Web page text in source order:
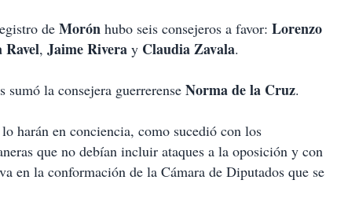
de Morón hubo seis consejeros a favor: Lorenzo
Ravel, Jaime Rivera y Claudia Zavala.
sumó la consejera guerrerense Norma de la Cruz.
harán en conciencia, como sucedió con los
que no debían incluir ataques a la oposición y con
en la conformación de la Cámara de Diputados que se